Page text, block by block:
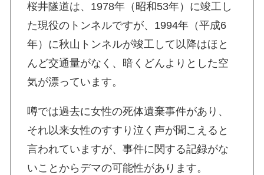
桜井隧道は、1978年（昭和53年）に竣工し
た現役のトンネルですが、1994年（平成6
年）に秋山トンネルが竣工して以降はほと
んど交通量がなく、暗くどんよりとした空
気が漂っています。
噂では過去に女性の死体遺棄事件があり、
それ以来女性のすすり泣く声が聞こえると
言われていますが、事件に関する記録がな
いことからデマの可能性があります。